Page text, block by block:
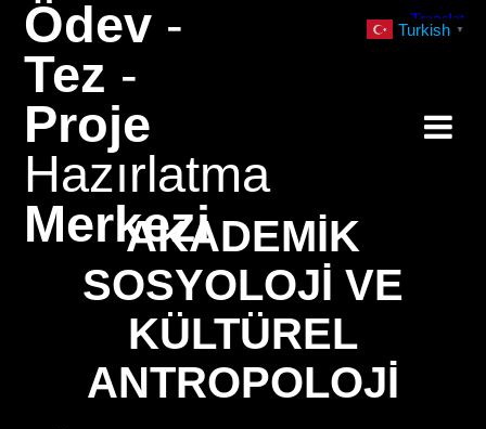
Ödev -
Tez -
Proje
Hazırlatma
MerkeziAKADEMIK
SOSYOLOJI VE
KÜLTÜREL
ANTROPOLOJI
Turkish ▼